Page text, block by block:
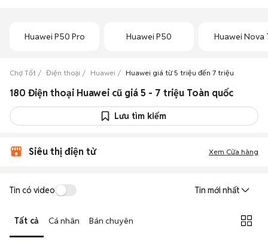
Huawei P50 Pro Huawei P50 Huawei Nova
Chợ Tốt Điện thoại Huawei Huawei giá từ 5 triệu đến 7 triệu
180 Điện thoại Huawei cũ giá 5 - 7 triệu Toàn quốc
Lưu tìm kiếm
Siêu thị điện tử Xem Cửa hàng
Tin có video Tin mới nhất
Tất cả Cá nhân Bán chuyên